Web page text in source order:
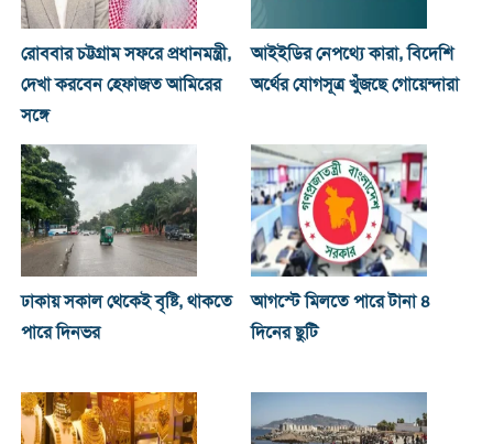
রোববার চট্টগ্রাম সফরে প্রধানমন্ত্রী,
দেখা করবেন হেফাজত আমিরের
সঙ্গে
আইইডির নেপথ্যে কারা, বিদেশি
অর্থের যোগসূত্র খুঁজছে গোয়েন্দারা
ঢাকায় সকাল থেকেই বৃষ্টি, থাকতে
পারে দিনভর
আগস্টে মিলতে পারে টানা ৪
দিনের ছুটি